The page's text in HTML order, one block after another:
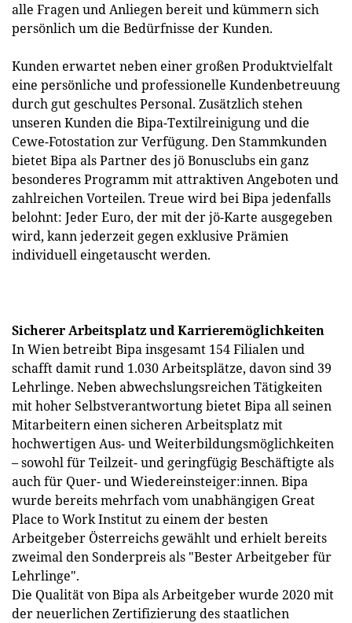
alle Fragen und Anliegen bereit und kümmern sich
persönlich um die Bedürfnisse der Kunden.
Kunden erwartet neben einer großen Produktvielfalt
eine persönliche und professionelle Kundenbetreuung
durch gut geschultes Personal. Zusätzlich stehen
unseren Kunden die Bipa-Textilreinigung und die
Cewe-Fotostation zur Verfügung. Den Stammkunden
bietet Bipa als Partner des jö Bonusclubs ein ganz
besonderes Programm mit attraktiven Angeboten und
zahlreichen Vorteilen. Treue wird bei Bipa jedenfalls
belohnt: Jeder Euro, der mit der jö-Karte ausgegeben
wird, kann jederzeit gegen exklusive Prämien
individuell eingetauscht werden.
Sicherer Arbeitsplatz und Karrieremöglichkeiten
In Wien betreibt Bipa insgesamt 154 Filialen und
schafft damit rund 1.030 Arbeitsplätze, davon sind 39
Lehrlinge. Neben abwechslungsreichen Tätigkeiten
mit hoher Selbstverantwortung bietet Bipa all seinen
Mitarbeitern einen sicheren Arbeitsplatz mit
hochwertigen Aus- und Weiterbildungsmöglichkeiten
– sowohl für Teilzeit- und geringfügig Beschäftigte als
auch für Quer- und Wiedereinsteiger:innen. Bipa
wurde bereits mehrfach vom unabhängigen Great
Place to Work Institut zu einem der besten
Arbeitgeber Österreichs gewählt und erhielt bereits
zweimal den Sonderpreis als "Bester Arbeitgeber für
Lehrlinge".
Die Qualität von Bipa als Arbeitgeber wurde 2020 mit
der neuerlichen Zertifizierung des staatlichen